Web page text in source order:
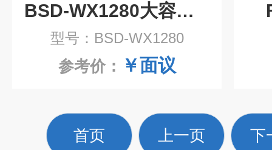
BSD-WX1280大容量恒温恒湿摇床
型号：BSD-WX1280
参考价： ￥面议
首页 上一页 下